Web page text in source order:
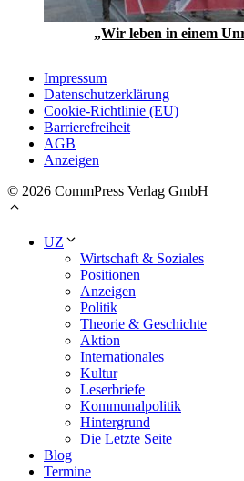
„Wir leben in einem
Impressum
Datenschutzerklärung
Cookie-Richtlinie (EU)
Barrierefreiheit
AGB
Anzeigen
© 2026 CommPress Verlag GmbH
UZ
Wirtschaft & Soziales
Positionen
Anzeigen
Politik
Theorie & Geschichte
Aktion
Internationales
Kultur
Leserbriefe
Kommunalpolitik
Hintergrund
Die Letzte Seite
Blog
Termine